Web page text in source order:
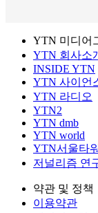
YTN 미디어
YTN 회사소
INSIDE YTN
YTN 사이언
YTN 라디오
YTN2
YTN dmb
YTN world
YTN서울타워
저널리즘 연
약관 및 정책
이용약관